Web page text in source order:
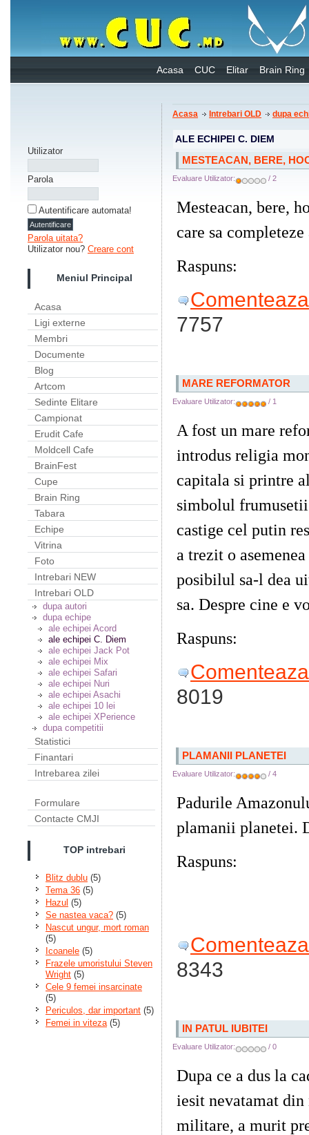
Acasa CUC Elitar Brain Ring
Utilizator
Parola
Autentificare automata!
Parola uitata?
Utilizator nou? Creare cont
Meniul Principal
Acasa
Ligi externe
Membri
Documente
Blog
Artcom
Sedinte Elitare
Campionat
Erudit Cafe
Moldcell Cafe
BrainFest
Cupe
Brain Ring
Tabara
Echipe
Vitrina
Foto
Intrebari NEW
Intrebari OLD
dupa autori
dupa echipe
ale echipei Acord
ale echipei C. Diem
ale echipei Jack Pot
ale echipei Mix
ale echipei Safari
ale echipei Nuri
ale echipei Asachi
ale echipei 10 lei
ale echipei XPerience
dupa competitii
Statistici
Finantari
Intrebarea zilei
Formulare
Contacte CMJI
TOP intrebari
Blitz dublu (5)
Tema 36 (5)
Hazul (5)
Se nastea vaca? (5)
Nascut ungur, mort roman
(5)
Icoanele (5)
Frazele umoristului Steven
Wright (5)
Cele 9 femei insarcinate
(5)
Periculos, dar important (5)
Femei in viteza(5)
Acasa Intrebari OLD dupa
ALE ECHIPEI C. DIEM
MESTEACAN, BERE,
Evaluare Utilizator: / 2
Mesteacan, bere,
care sa completeze
Raspuns:
7757
MARE REFORMATOR
Evaluare Utilizator: / 1
A fost un mare
introdus religia
capitala si printre
simbolul
castige cel putin
a trezit o
posibilul sa-l dea
sa. Despre cine e
Raspuns:
8019
PLAMANII PLANETEI
Evaluare Utilizator: / 4
Padurile
plamanii planetei.
Raspuns:
8343
IN PATUL IUBITEI
Evaluare Utilizator: / 0
Dupa ce a dus la
iesit nevatamat din
militare, a murit